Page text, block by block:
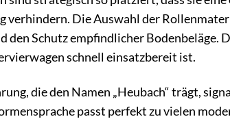
verhindern. Die Auswahl der
den Schutz empfindlicher
schnell einsatzbereit ist.
die den Namen „Heubach“ trägt,
passt perfekt zu vielen